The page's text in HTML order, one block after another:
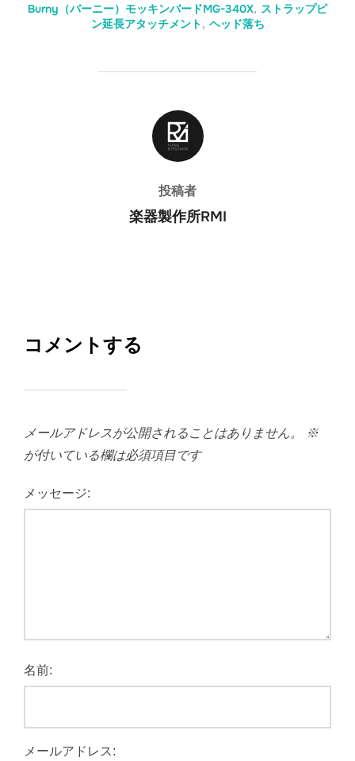
Burny（バーニー）モッキンバードMG-340X, ストラップピ
ン延長アタッチメント, ヘッド落ち
投稿者
投稿者
楽器製作所RMI
コメントする
メールアドレスが公開されることはありません。
※
が付いている欄は必須項目です
メッセージ:
名前:
メールアドレス: